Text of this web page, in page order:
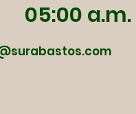
05:00 a.m.